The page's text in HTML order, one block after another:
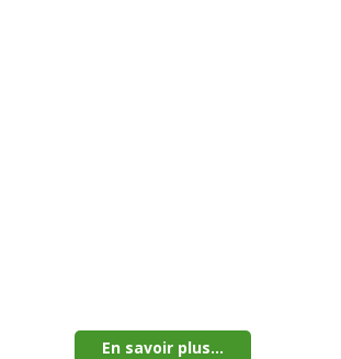
En savoir plus...